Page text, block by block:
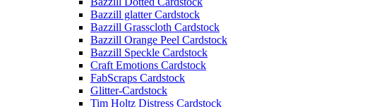
Bazzill glatter Cardstock
Bazzill Grasscloth Cardstock
Bazzill Orange Peel Cardstock
Bazzill Speckle Cardstock
Craft Emotions Cardstock
FabScraps Cardstock
Glitter-Cardstock
Tim Holtz Distress Cardstock